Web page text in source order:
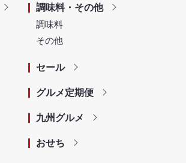
調味料・その他
調味料
その他
セール
グルメ定期便
九州グルメ
おせち